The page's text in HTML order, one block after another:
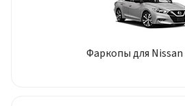
Фаркопы для Nissan